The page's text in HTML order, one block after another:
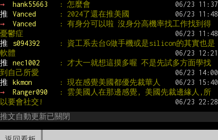
→
hank55663
: 怎麼會
推
Vanced
: 2024了還在推美國
→
Vanced
: 有身分可以啦 沒身分高機率找工作找到得
憂鬱症
推
s094392
: 資工系去台G做手機或是silicon的其實也是
軟體
推
nec1002
: 才大一就想這摸多喔 不是先試多方面學找
到自己所愛
推
kkmon
: 現在感覺美國都優先裁華人
→
Ranger090
: 雲美國人在那邊感覺, 美國先裁邊緣人,所
以要會社交!
推文自動更新已關閉